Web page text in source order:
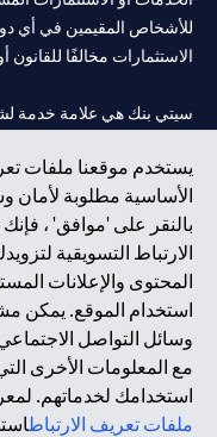
يستخدم موقعنا ملفات
الأساسية مطلوبة لأمان
بالنقر على 'موافق' ،
الارتباط التسويقية
المحتوى والإعلانات
استخدام الموقع. يمكن
وسائل التواصل
مع المعلومات الأخرى
استخدامك لخدماتهم.
ملفات تعريف الارتباط
للأشخاص المقيمين في أي
الاستثمارات مخالفًا للقانون
سيتي بنك إن. إيه.
الإمارات في دبي، و
فرع سيتي بنك إن إيه -
الإمارات العربية المتحدة
سيتي بنك إن إيه الإمارات
الاستشارات المالية
20200000097